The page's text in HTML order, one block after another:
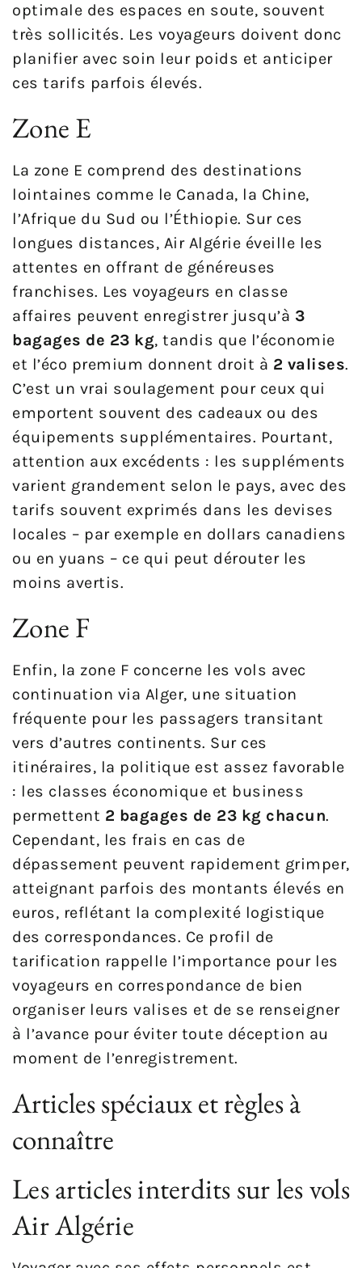
optimale des espaces en soute, souvent
très sollicités. Les voyageurs doivent donc
planifier avec soin leur poids et anticiper
ces tarifs parfois élevés.
Zone E
La zone E comprend des destinations
lointaines comme le Canada, la Chine,
l’Afrique du Sud ou l’Éthiopie. Sur ces
longues distances, Air Algérie éveille les
attentes en offrant de généreuses
franchises. Les voyageurs en classe
affaires peuvent enregistrer jusqu’à 3
bagages de 23 kg, tandis que l’économie
et l’éco premium donnent droit à 2 valises.
C’est un vrai soulagement pour ceux qui
emportent souvent des cadeaux ou des
équipements supplémentaires. Pourtant,
attention aux excédents : les suppléments
varient grandement selon le pays, avec des
tarifs souvent exprimés dans les devises
locales – par exemple en dollars canadiens
ou en yuans – ce qui peut dérouter les
moins avertis.
Zone F
Enfin, la zone F concerne les vols avec
continuation via Alger, une situation
fréquente pour les passagers transitant
vers d’autres continents. Sur ces
itinéraires, la politique est assez favorable
: les classes économique et business
permettent 2 bagages de 23 kg chacun.
Cependant, les frais en cas de
dépassement peuvent rapidement grimper,
atteignant parfois des montants élevés en
euros, reflétant la complexité logistique
des correspondances. Ce profil de
tarification rappelle l’importance pour les
voyageurs en correspondance de bien
organiser leurs valises et de se renseigner
à l’avance pour éviter toute déception au
moment de l’enregistrement.
Articles spéciaux et règles à
connaître
Les articles interdits sur les vols
Air Algérie